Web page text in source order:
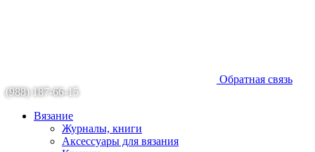
Обратная связь
(988) 187-66-15
Вязание
Журналы, книги
Аксессуары для вязания